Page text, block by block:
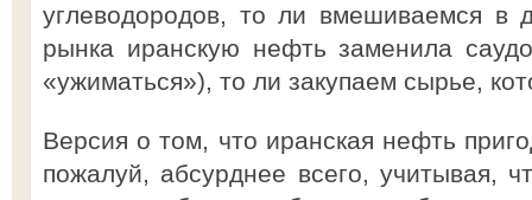
углеводородов, то ли вмешиваемся
рынка иранскую нефть заменила
«ужиматься»), то ли закупаем сырье,
Версия о том, что иранская нефть
пожалуй, абсурднее всего, учитывая,